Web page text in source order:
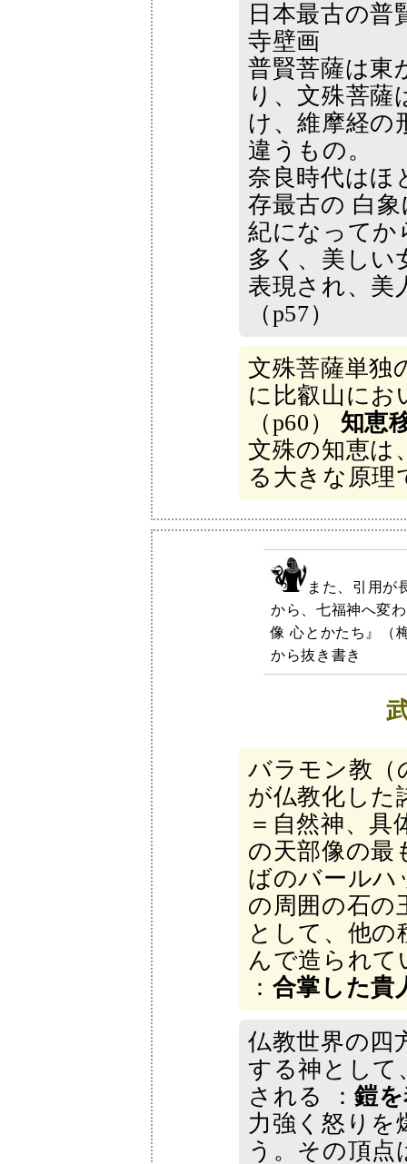
日本最古の普
寺壁画
普賢菩薩は東
り、文殊菩薩
け、維摩経の
違うもの。
奈良時代はほ
存最古の 白
紀になってか
多く、美しい
表現され、美
（p57）
文殊菩薩単独
に比叡山にお
（p60） 知恵
文殊の知恵は
る大きな原理
また、引用が
から、七福神へ変
像 心とかたち』（
から抜き書き
バラモン教（
が仏教化した
＝自然神、具
の天部像の最
ばのバールハ
の周囲の石の
として、他の
んで造られて
： 合掌した貴
仏教世界の四
する神として
される ：鎧
力強く怒りを
う。その頂点